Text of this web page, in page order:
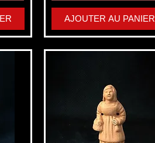
AJOUTER AU PANIER